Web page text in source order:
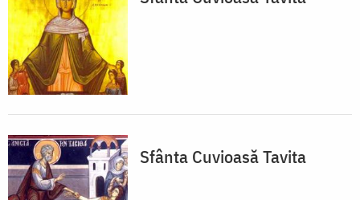
Sfânta Cuvioasă Tavita